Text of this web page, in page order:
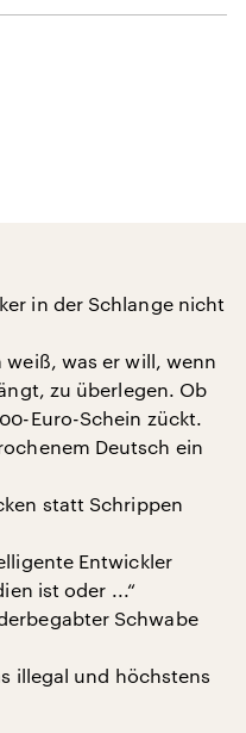
in der Schlange nicht
was er will, wenn
zu überlegen. Ob
Euro-Schein zückt.
Deutsch ein
statt Schrippen
Entwickler
ist oder ...“
Schwabe
illegal und höchstens